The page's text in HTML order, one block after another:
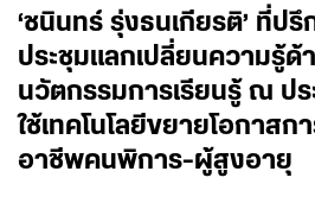
‘ชนินทร์ รุ่งธนเกียรติ’ ที่ป
ประชุมแลกเปลี่ยนความรู้ด้
นวัตกรรมการเรียนรู้ ณ ปร
ใช้เทคโนโลยีขยายโอกาส
อาชีพคนพิการ-ผู้สูงอายุ